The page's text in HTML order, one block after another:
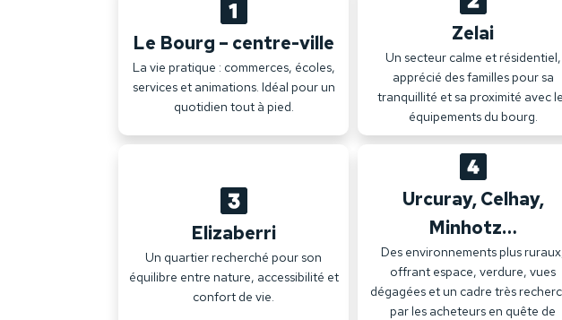
Le Bourg – centre-ville
La vie pratique : commerces, écoles,
services et animations. Idéal pour un
quotidien tout à pied.
Zelai
Un secteur calme et résidentiel,
apprécié des familles pour sa
tranquillité et sa proximité avec
équipements du bourg.
Elizaberri
Un quartier recherché pour son
équilibre entre nature, accessibilité et
confort de vie.
Urcuray, Celhay,
Minhotz…
Des environnements plus
offrant espace, verdure, vues
dégagées et un cadre très
par les acheteurs en quête de